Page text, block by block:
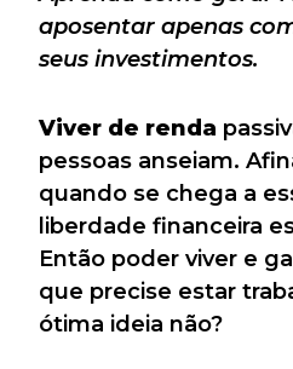
aposentar apenas
seus investimentos.
Viver de renda
pessoas anseiam.
quando se chega a
liberdade financeira
Então poder viver e
que precise estar
ótima ideia não?